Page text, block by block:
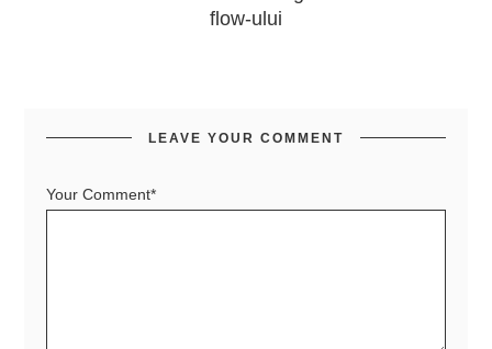
flow-ului
LEAVE YOUR COMMENT
Your Comment*